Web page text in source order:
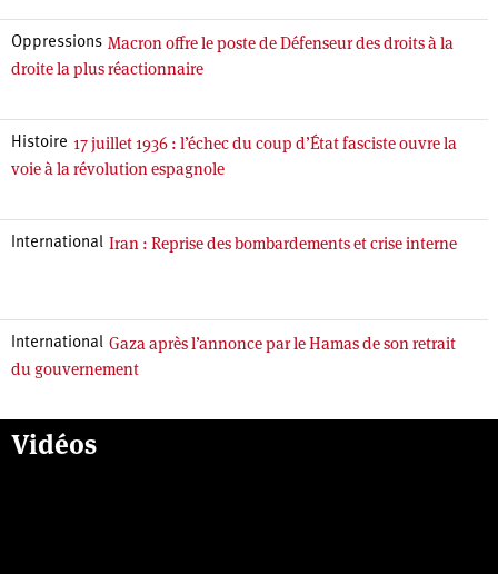
Oppressions Macron offre le poste de Défenseur des droits à la
droite la plus réactionnaire
Histoire 17 juillet 1936 : l’échec du coup d’État fasciste ouvre la
voie à la révolution espagnole
International Iran : Reprise des bombardements et crise interne
International Gaza après l’annonce par le Hamas de son retrait
du gouvernement
Vidéos